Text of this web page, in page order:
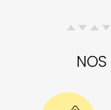
NOS